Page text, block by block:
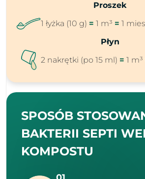
Proszek
1 łyżka (10 g) = 1 m³ = 1
Płyn
2 nakrętki (po 15 ml) = 1 m³
SPOSÓB
BAKTERII SEPTI
KOMPOSTU